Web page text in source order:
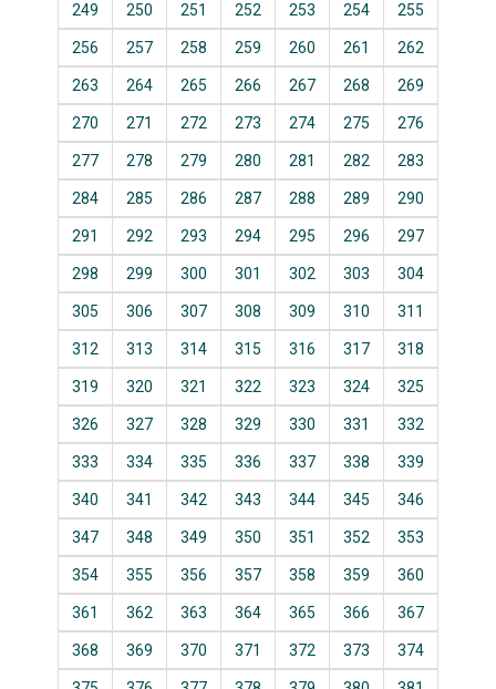
249 250 251 252 253 254 255
256 257 258 259 260 261 262
263 264 265 266 267 268 269
270 271 272 273 274 275 276
277 278 279 280 281 282 283
284 285 286 287 288 289 290
291 292 293 294 295 296 297
298 299 300 301 302 303 304
305 306 307 308 309 310 311
312 313 314 315 316 317 318
319 320 321 322 323 324 325
326 327 328 329 330 331 332
333 334 335 336 337 338 339
340 341 342 343 344 345 346
347 348 349 350 351 352 353
354 355 356 357 358 359 360
361 362 363 364 365 366 367
368 369 370 371 372 373 374